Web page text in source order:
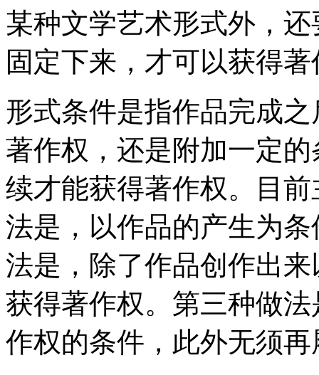
某种文学艺术形式外，
固定下来，才可以获得
形式条件是指作品完成
著作权，还是附加一定
续才能获得著作权。目
法是，以作品的产生为
法是，除了作品创作出
获得著作权。第三种做
作权的条件，此外无须